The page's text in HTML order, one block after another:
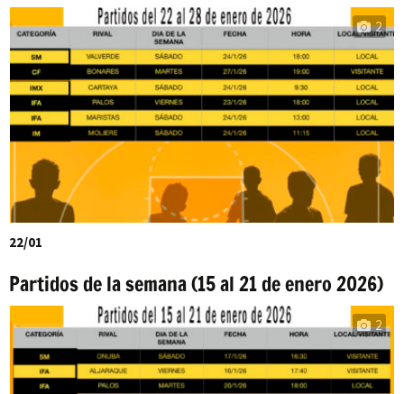
2
22/01
Partidos de la semana (15 al 21 de enero 2026)
2